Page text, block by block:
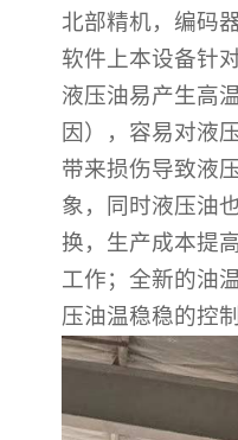
北部精机，编码
软件上本设备针
液压油易产生高
因），容易对液
带来损伤导致液
象，同时液压油
换，生产成本提
工作；全新的油
压油温稳稳的控